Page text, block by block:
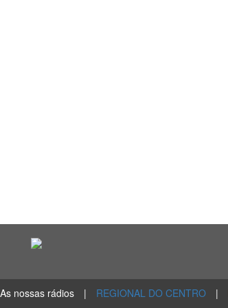
As nossas rádios | REGIONAL DO CENTRO |